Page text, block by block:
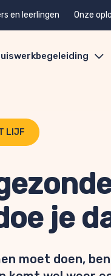
en leerlingen Onze
LIJF
je
moet doen,